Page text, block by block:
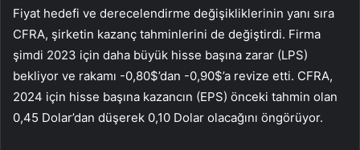
Fiyat hedefi ve derecelendirme değişikliklerinin yanı sıra
CFRA, şirketin kazanç tahminlerini de değiştirdi. Firma
şimdi 2023 için daha büyük hisse başına zarar (LPS)
bekliyor ve rakamı -0,80$’dan -0,90$’a revize etti. CFRA,
2024 için hisse başına kazancın (EPS) önceki tahmin olan
0,45 Dolar’dan düşerek 0,10 Dolar olacağını öngörüyor.